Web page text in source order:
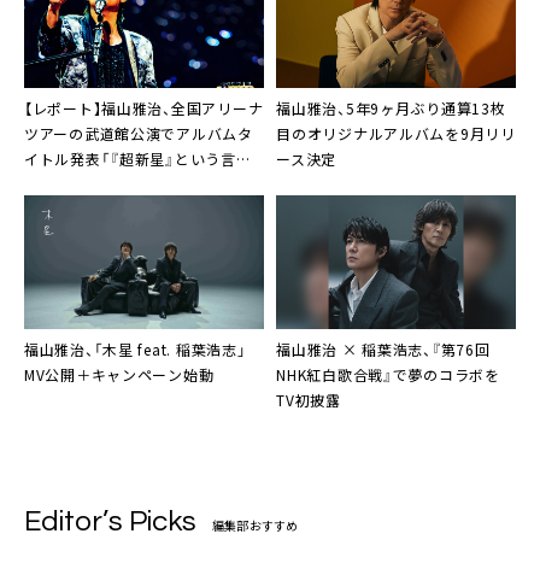
【レポート】福山雅治、全国アリーナ
ツアーの武道館公演でアルバムタ
イトル発表「『超新星』という言葉
福山雅治、5年9ヶ月ぶり通算13枚
目のオリジナルアルバムを9月リリ
ース決定
福山雅治、「木星 feat. 稲葉浩志」
MV公開＋キャンペーン始動
福山雅治 × 稲葉浩志、『第76回
NHK紅白歌合戦』で夢のコラボを
TV初披露
Editor’s Picks 編集部おすすめ